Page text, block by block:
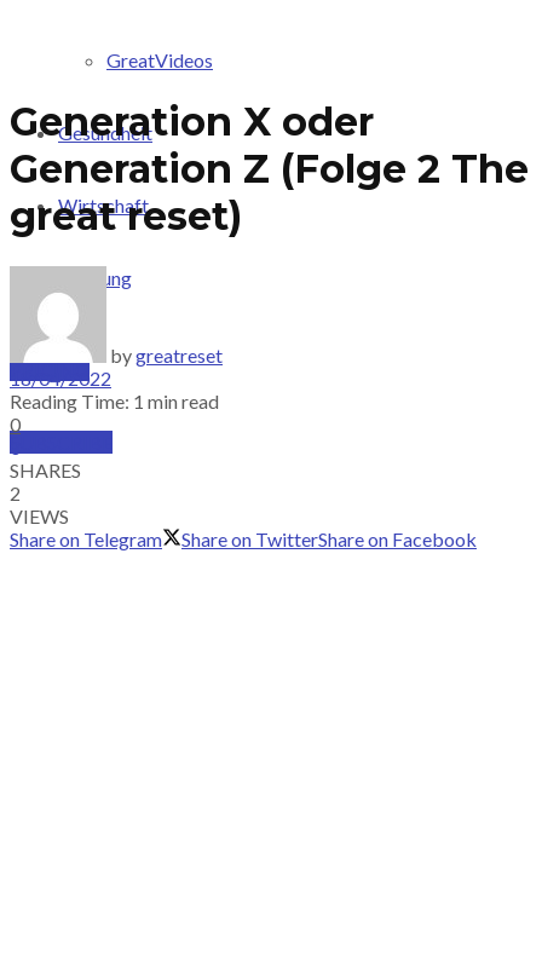
GreatVideos
Gesundheit
Wirtschaft
Meinung
PRICING
SUBSCRIBE
Generation X oder
Generation Z (Folge 2 The
great reset)
bygreatreset
18/04/2022
Reading Time: 1 min read
0
SHARES
2
VIEWS
Share on Telegram
Share on TwitterShare on Facebook